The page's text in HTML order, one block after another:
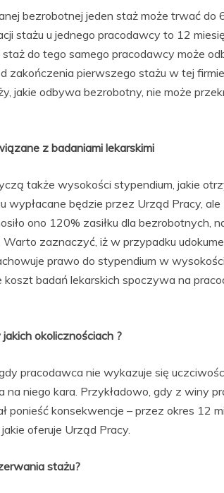
bezrobotnej jeden staż może trwać do
stażu u jednego pracodawcy to 12
do tego samego pracodawcy może
zakończenia pierwszego stażu w tej firmie.
jakie odbywa bezrobotny, nie może
z badaniami lekarskimi
także wysokości stypendium, jakie
wypłacane będzie przez Urząd Pracy, ale
ono 120% zasiłku dla bezrobotnych,
zaznaczyć, iż w przypadku
prawo do stypendium w
badań lekarskich spoczywa na
okolicznościach ?
pracodawca nie wykazuje się
na niego kara. Przykładowo, gdy z winy
ponieść konsekwencje – przez okres 12
oferuje Urząd Pracy.
stażu?